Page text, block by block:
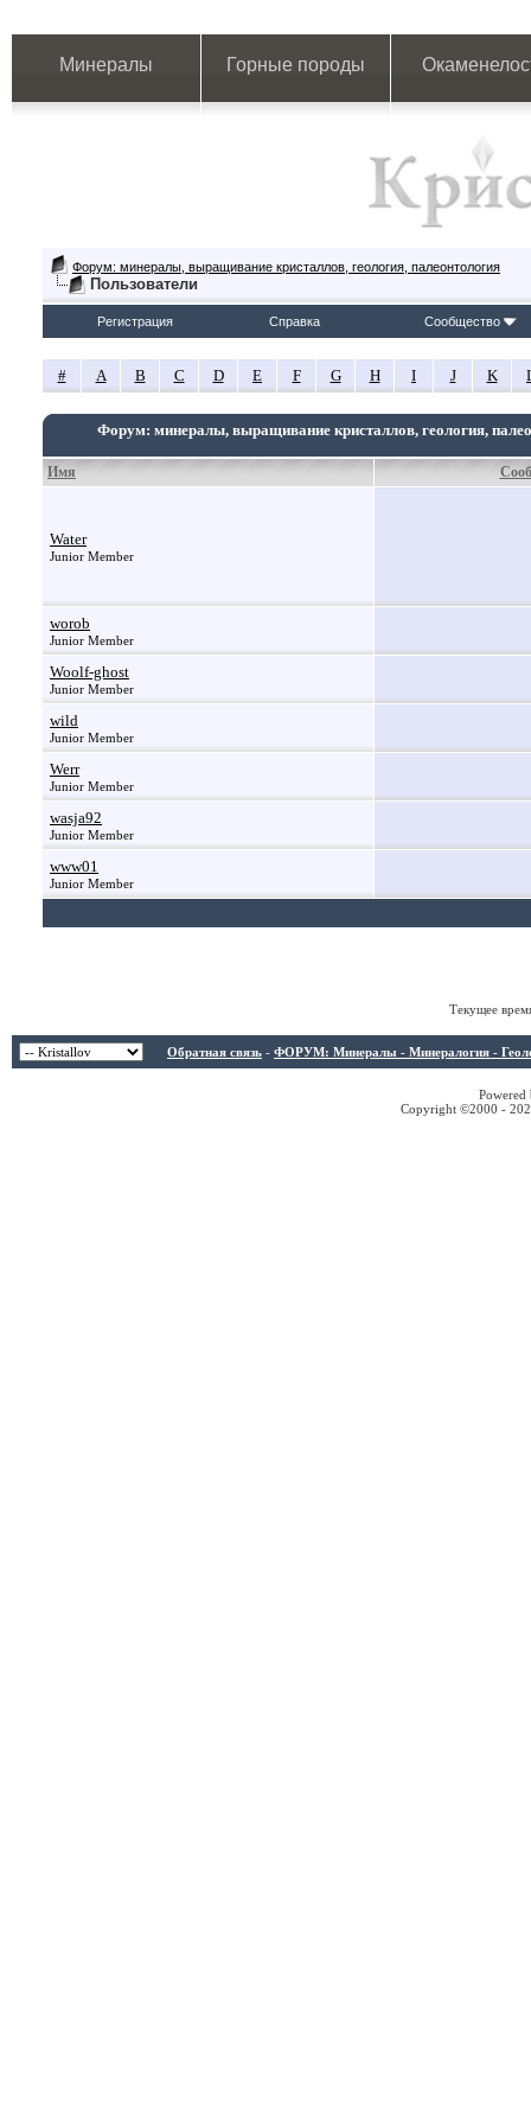
Минералы Горные породы
Форум: минералы, выращивание кристаллов, геология, палеонтология
Пользователи
Регистрация Справка Сообщество
# A B C D E F G H I J K
Форум: минералы, выращивание кристаллов, геология,
Имя
Water
Junior Member
worob
Junior Member
Woolf-ghost
Junior Member
wild
Junior Member
Werr
Junior Member
wasja92
Junior Member
www01
Junior Member
Текущее
Обратная связь - ФОРУМ: Минералы - Минералогия -
Copyright ©2000 -